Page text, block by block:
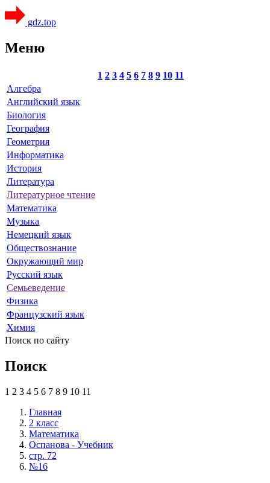
gdz.top
Меню
1 2 3 4 5 6 7 8 9 10 11
Алгебра
Английский язык
Биология
География
Геометрия
Информатика
История
Литература
Литературное чтение
Математика
Музыка
Немецкий язык
Обществознание
Окружающий мир
Русский язык
Семьеведение
Физика
Французский язык
Химия
Поиск по сайту
Поиск
1 2 3 4 5 6 7 8 9 10 11
Главная
2 класс
Математика
Оспанова - Учебник
стр. 72
№16